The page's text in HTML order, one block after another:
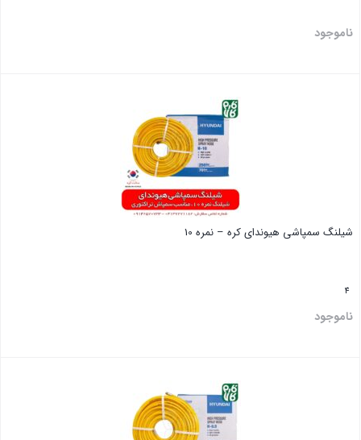
ناموجود
شیلنگ سمپاشی هیوندای کره – نمره 10
4
ناموجود